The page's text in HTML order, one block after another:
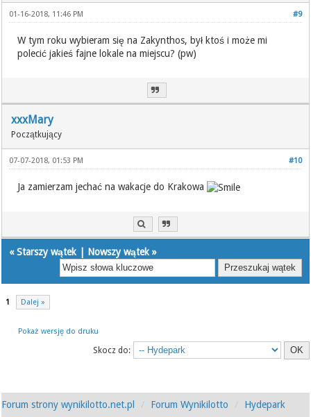
#9
01-16-2018, 11:46 PM
W tym roku wybieram się na Zakynthos, był ktoś i może mi
polecić jakieś fajne lokale na miejscu? (pw)
xxxMary
Początkujący
#10
07-07-2018, 01:53 PM
Ja zamierzam jechać na wakacje do Krakowa
«Starszy wątek Nowszy wątek »
1 Dalej »
Pokaż wersję do druku
Skocz do:
Forum strony wynikilotto.net.pl Forum Wynikilotto Hydepark